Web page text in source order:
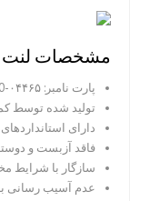
مشخصات لنت
پارت نامبر: ۰۴۴۶۵-0K340
تولید شده توسط
دارای استانداردهای
فاقد آزبست و
سازگار با شرایط
عدم آسیب رسانی